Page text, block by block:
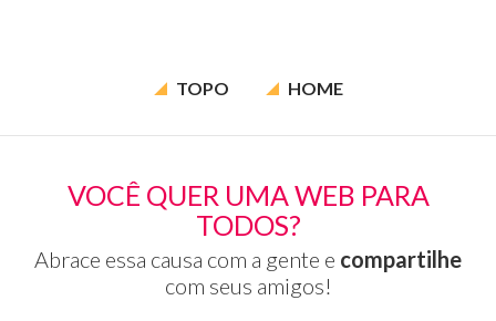
TOPO HOME
VOCÊ QUER UMA WEB PARA
TODOS?
Abrace essa causa com a gente e compartilhe
com seus amigos!